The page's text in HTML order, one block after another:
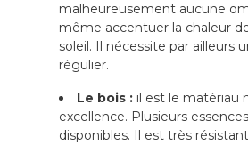
malheureusement aucune
même accentuer la chaleur
soleil. Il nécessite par ailleurs
régulier.
Le bois : il est le matériau
excellence. Plusieurs
disponibles. Il est très